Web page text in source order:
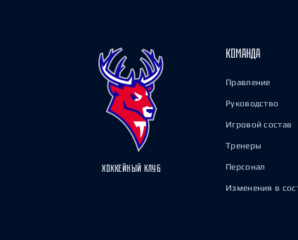
ХОККЕЙНЫЙ КЛУБ
КОМАНДА
Правление
Руководство
Игровой состав
Тренеры
Персонал
Изменения в